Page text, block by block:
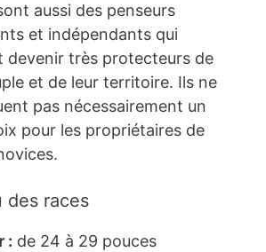
aussi des penseurs
et indépendants qui
devenir très protecteurs de
et de leur territoire. Ils ne
pas nécessairement un
pour les propriétaires de
des races
: de 24 à 29 pouces